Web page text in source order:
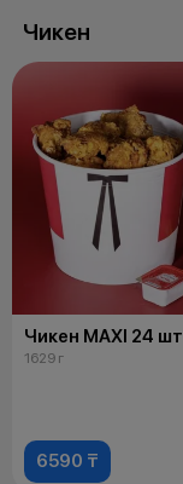
Чикен
Чикен MAXI 24 шт
1629 г
6590 ₸